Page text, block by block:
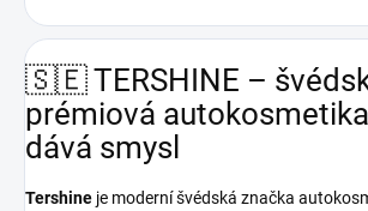
🇸🇪 TERSHINE –
prémiová
dává smysl
Tershine je moderní švédská značka